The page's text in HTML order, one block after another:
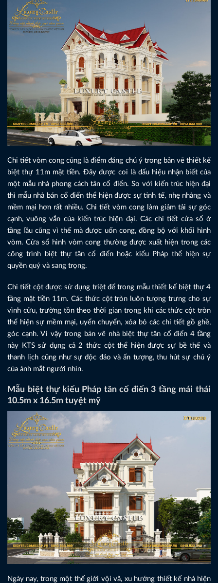
Chi tiết vòm cong cũng là điểm đáng chú ý trong bản vẽ thiết kế
biệt thự 11m mặt tiền. Đây được coi là dấu hiệu nhận biết của
một mẫu nhà phong cách tân cổ điển. So với kiến trúc hiện đại
thì mẫu nhà bán cổ điển thể hiện được sự tinh tế, nhẹ nhàng và
mềm mại hơn rất nhiều. Chi tiết vòm cong làm giảm tải sự góc
cạnh, vuông vắn của kiến trúc hiện đại. Các chi tiết cửa sổ ở
tầng lầu cũng vì thế mà được uốn cong, đồng bộ với khối hình
vòm. Cửa sổ hình vòm cong thường được xuất hiện trong các
công trình biệt thự tân cổ điển hoặc kiểu Pháp thể hiện sự
quyền quý và sang trọng.
Chi tiết cột được sử dụng triệt để trong mẫu thiết kế biệt thự 4
tầng mặt tiền 11m. Các thức cột tròn luôn tượng trưng cho sự
vĩnh cửu, trường tồn theo thời gian trong khi các thức cột tròn
thể hiện sự mềm mại, uyển chuyển, xóa bỏ các chi tiết gồ ghề,
góc cạnh. Vì vậy trong bản vẽ nhà biệt thự tân cổ điển 4 tầng
này KTS sử dụng cả 2 thức cột thể hiện được sự bề thế và
thanh lịch cũng như sự độc đáo và ấn tượng, thu hút sự chú ý
của ánh mắt người nhìn.
Mẫu biệt thự kiểu Pháp tân cổ điển 3 tầng mái thái
10.5m x 16.5m tuyệt mỹ
Ngày nay, trong một thế giới vội vã, xu hướng thiết kế nhà hiện